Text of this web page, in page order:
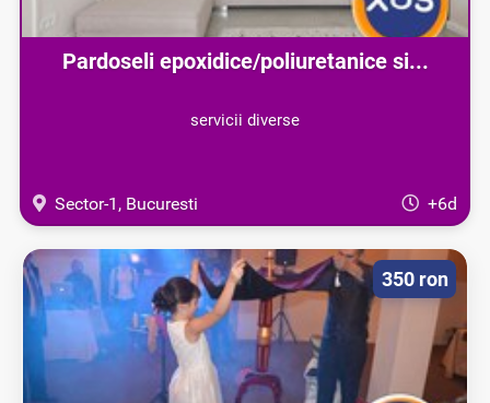
Pardoseli epoxidice/poliuretanice si...
servicii diverse
Sector-1, Bucuresti +6d
350 ron